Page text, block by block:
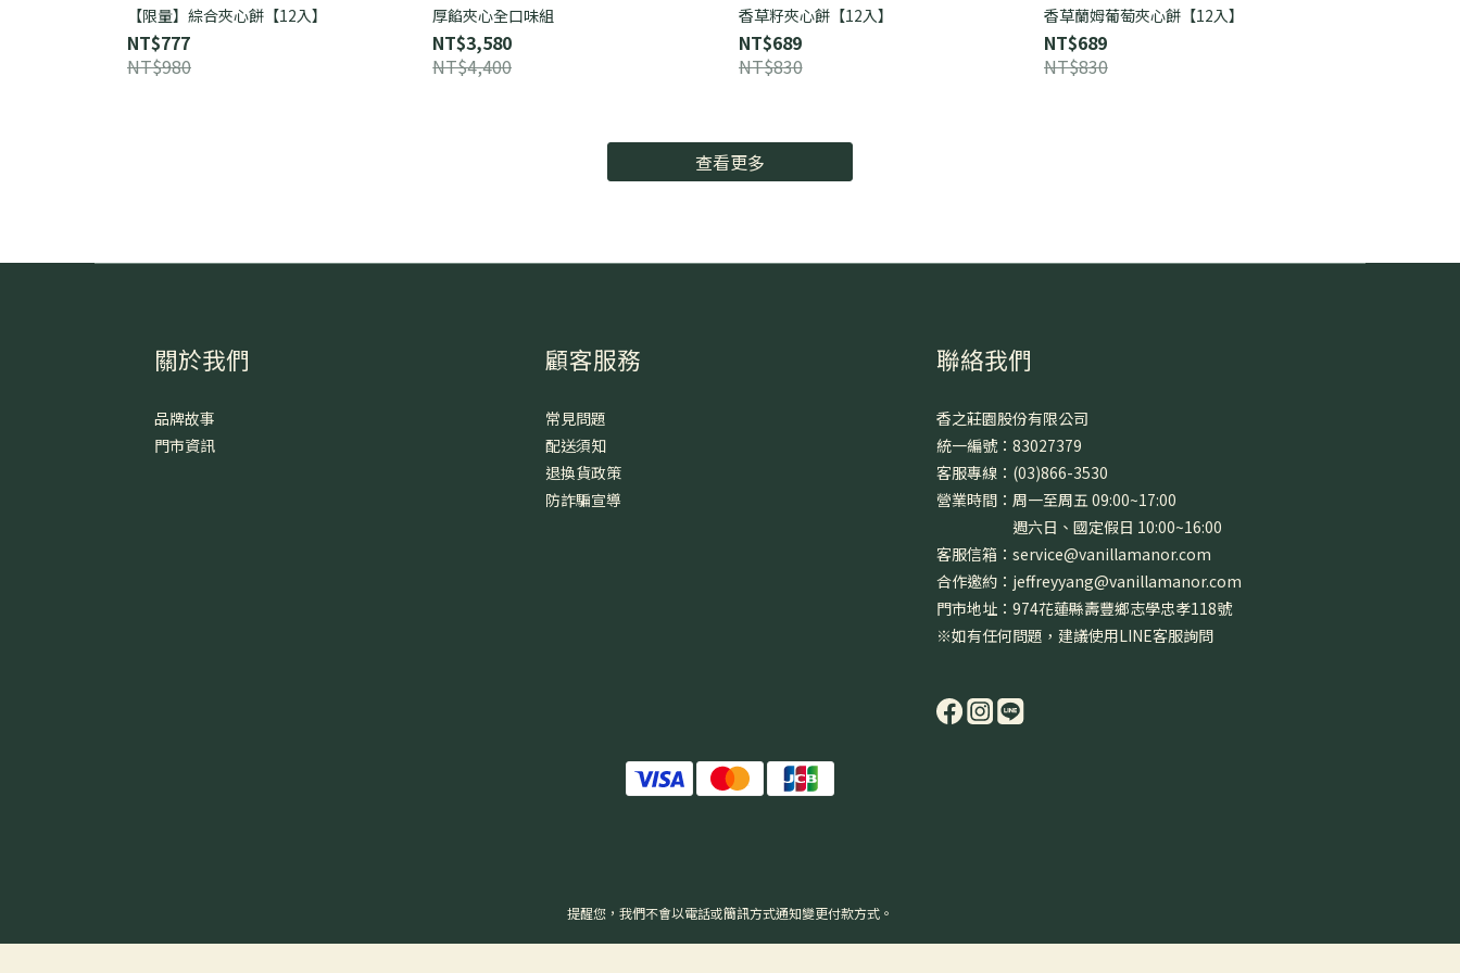
【限量】綜合夾心餅【12入】
NT$777
NT$980
厚餡夾心全口味組
NT$3,580
NT$4,400
香草籽夾心餅【12入】
NT$689
NT$830
香草蘭姆葡萄夾心餅【12入】
NT$689
NT$830
查看更多
關於我們
品牌故事
門市資訊
顧客服務
常見問題
配送須知
退換貨政策
防詐騙宣導
聯絡我們
香之莊園股份有限公司
統一編號：83027379
客服專線：(03)866-3530
營業時間：周一至周五 09:00~17:00
週六日、國定假日 10:00~16:00
客服信箱：service@vanillamanor.com
合作邀約：jeffreyyang@vanillamanor.com
門市地址：974花蓮縣壽豐鄉志學忠孝118號
※如有任何問題，建議使用LINE客服詢問
提醒您，我們不會以電話或簡訊方式通知變更付款方式。